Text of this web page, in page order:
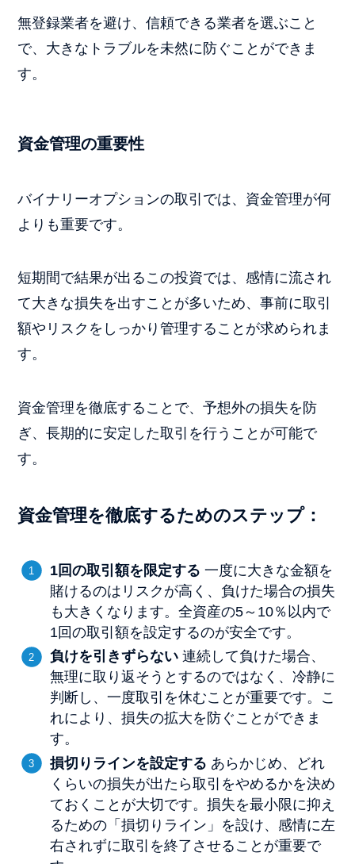
無登録業者を避け、信頼できる業者を選ぶこと
で、大きなトラブルを未然に防ぐことができま
す。
資金管理の重要性
バイナリーオプションの取引では、資金管理が何
よりも重要です。
短期間で結果が出るこの投資では、感情に流され
て大きな損失を出すことが多いため、事前に取引
額やリスクをしっかり管理することが求められま
す。
資金管理を徹底することで、予想外の損失を防
ぎ、長期的に安定した取引を行うことが可能で
す。
資金管理を徹底するためのステップ：
1回の取引額を限定する 一度に大きな金額を
賭けるのはリスクが高く、負けた場合の損失
も大きくなります。全資産の5～10％以内で
1回の取引額を設定するのが安全です。
負けを引きずらない連続して負けた場合、
無理に取り返そうとするのではなく、冷静に
判断し、一度取引を休むことが重要です。こ
れにより、損失の拡大を防ぐことができま
す。
損切りラインを設定する あらかじめ、どれ
くらいの損失が出たら取引をやめるかを決め
ておくことが大切です。損失を最小限に抑え
るための「損切りライン」を設け、感情に左
右されずに取引を終了させることが重要で